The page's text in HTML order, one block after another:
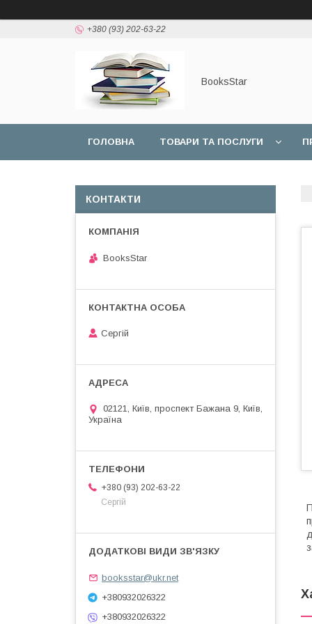
+380 (93) 202-63-22
BooksStar
ГОЛОВНА ТОВАРИ ТА ПОСЛУГИ
КОНТАКТИ
BooksStar
Сергій
02121, Київ, проспект Бажана 9, Київ,
Україна
+380 (93) 202-63-22
Сергій
booksstar@ukr.net
+380932026322
+380932026322